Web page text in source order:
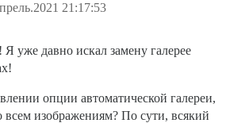
21:17:53
уже давно искал замену галерее
опции автоматической галереи,
всем изображениям? По сути, всякий